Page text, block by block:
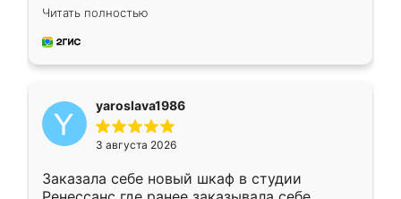
недели кухня была уже готова. Остались
довольны работой. Спасибо Ренессанс
мебель за качественную работу!
Читать полностью
yaroslava1986
3 августа 2026
Заказала себе новый шкаф в студии